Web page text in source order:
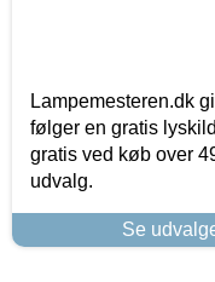
Lampemesteren.dk
følger en gratis
gratis ved køb over
udvalg.
Se